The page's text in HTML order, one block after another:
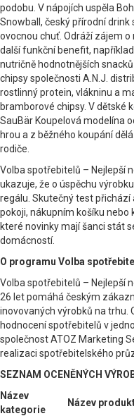
podobu. V nápojích uspěla
Snowball, český přírodní
ovocnou chuť. Odráží zájem
další funkční benefit,
nutričně hodnotnějších
chipsy společnosti A.N.J.
rostlinný protein, vlákninu a
bramborové chipsy. V dětské
SauBär Koupelová modelína
hrou a z běžného koupání
rodiče.
Volba spotřebitelů – Nejlepší
ukazuje, že o úspěchu
regálu. Skutečný test přichází
pokoji, nákupním košíku nebo
které novinky mají šanci stát
domácností.
O programu Volba
Volba spotřebitelů – Nejlepší
26 let pomáhá českým
inovovaných výrobků na trhu.
hodnocení spotřebitelů v
společnost ATOZ Marketing
realizaci spotřebitelského
SEZNAM OCENĚNÝCH
Název
kategorie
Název